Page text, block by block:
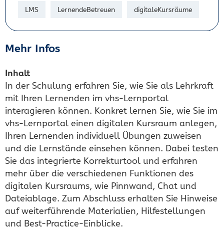
LMS LernendeBetreuen digitaleKursräume
Mehr Infos
Inhalt
In der Schulung erfahren Sie, wie Sie als Lehrkraft
mit Ihren Lernenden im vhs-Lernportal
interagieren können. Konkret lernen Sie, wie Sie im
vhs-Lernportal einen digitalen Kursraum anlegen,
Ihren Lernenden individuell Übungen zuweisen
und die Lernstände einsehen können. Dabei testen
Sie das integrierte Korrekturtool und erfahren
mehr über die verschiedenen Funktionen des
digitalen Kursraums, wie Pinnwand, Chat und
Dateiablage. Zum Abschluss erhalten Sie Hinweise
auf weiterführende Materialien, Hilfestellungen
und Best-Practice-Einblicke.